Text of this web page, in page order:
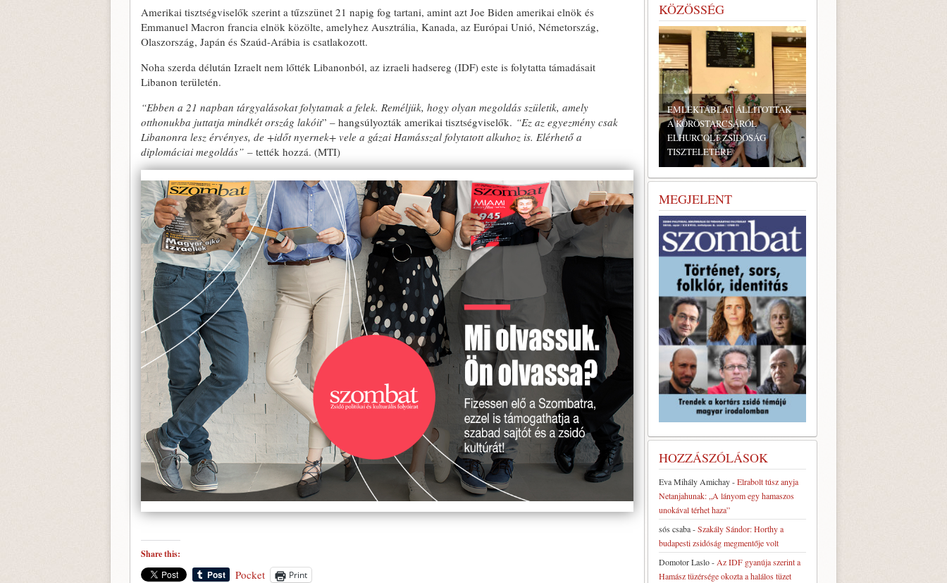
Amerikai tisztségviselők szerint a tűzszünet 21 napig fog tartani, amint azt Joe Biden amerikai elnök és
Emmanuel Macron francia elnök közölte, amelyhez Ausztrália, Kanada, az Európai Unió, Németország,
Olaszország, Japán és Szaúd-Arábia is csatlakozott.
Noha szerda délután Izraelt nem lőtték Libanonból, az izraeli hadsereg (IDF) este is folytatta támadásait
Libanon területén.
“Ebben a 21 napban tárgyalásokat folytatnak a felek. Reméljük, hogy olyan megoldás születik, amely
otthonukba juttatja mindkét ország lakóit” – hangsúlyozták amerikai tisztségviselők. “Ez az egyezmény csak
Libanonra lesz érvényes, de +időt nyernek+ vele a gázai Hamásszal folytatott alkuhoz is. Elérhető a
diplomáciai megoldás” – tették hozzá. (MTI)
Share this:
Pocket Print
KÖZÖSSÉG
EMLÉKTÁBLÁT ÁLLÍTOTTAK
A KÖRÖSTARCSÁRÓL
ELHURCOLT ZSIDÓSÁG
TISZTELETÉRE
BONYHÁDI ZSIDÓ NAPOK
MEGJELENT
HOZZÁSZÓLÁSOK
Eva Mihály Amichay-Elrabolt túsz anyja
Netanjahunak: „A lányom egy hamaszos
unokával térhet haza”
sós csaba-Szakály Sándor: Horthy a
budapesti zsidóság megmentője volt
Domotor Laslo- Az IDF gyanúja szerint a
Hamász tüzérsége okozta a halálos tüzet